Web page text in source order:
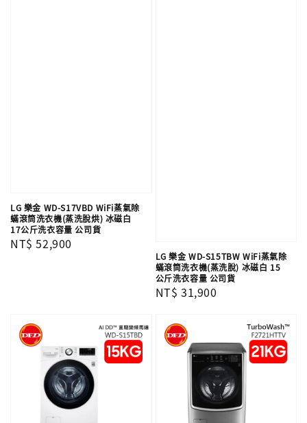
LG 樂金 WD-S17VBD WiFi蒸氣除
蟎滾筒洗衣機(蒸洗脫烘) 冰磁白
17公斤洗衣容量 公司貨
Regular
NT$ 52,900
LG 樂金 WD-S15TBW WiFi蒸氣除
蟎滾筒洗衣機(蒸洗脫) 冰磁白 15
公斤洗衣容量 公司貨
Regular
NT$ 31,900